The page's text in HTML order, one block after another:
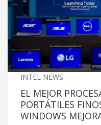
INTEL NEWS
EL MEJOR
PORTÁTILES
WINDOWS